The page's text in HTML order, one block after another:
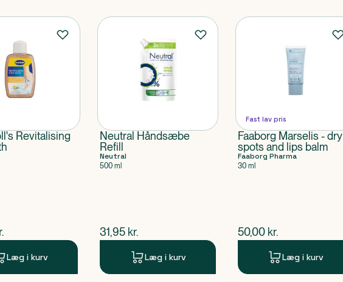
Revitalising
pris
Læg i kurv
Neutral Håndsæbe
Refill
Neutral
500 ml
$nuværende pris
31,95 kr.
Læg i kurv
Fast lav pris
Faaborg Marselis - dry
spots and lips balm
Faaborg Pharma
30 ml
$nuværende pris
50,00 kr.
Læg i kurv